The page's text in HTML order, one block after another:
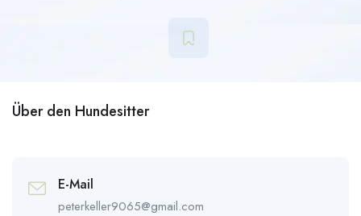
Über den Hundesitter
E-Mail
peterkeller9065@gmail.com